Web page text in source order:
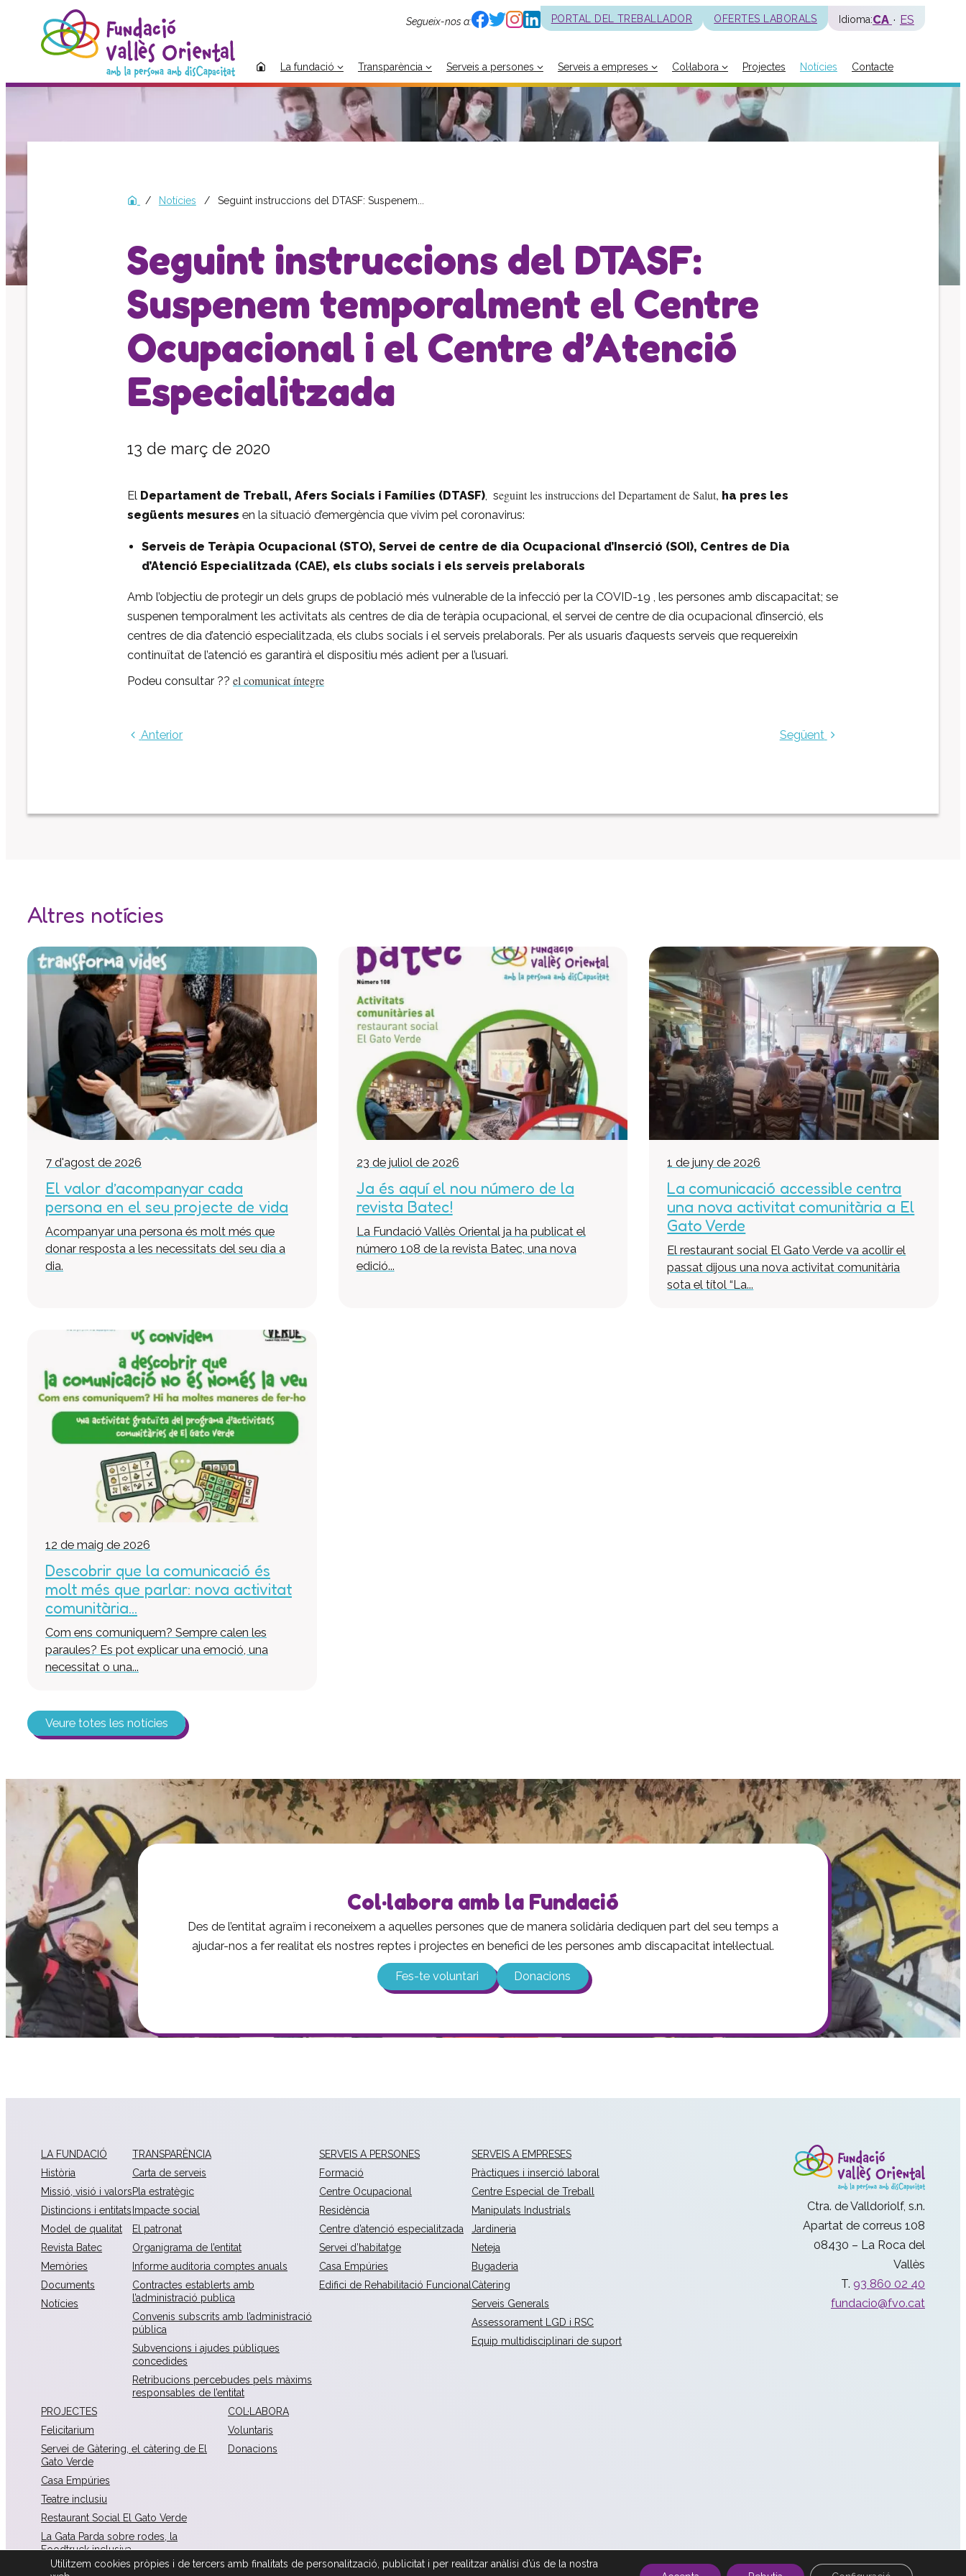
Segueix-nos a: PORTAL DEL TREBALLADOR OFERTES LABORALS Idioma:CA ES
La fundació Transparència Serveis a persones Serveis a empreses Col·labora Projectes Notícies Contacte
La fundació
Història
Missió, visió i valors
Pla estratègic
Associació de Famílies
Serveis a persones
Formació
Casa Empúries
Centre Especial de Treball
Serveis Generals
Pràctiques i inserció laboral
Assessorament LGD i RSC
Equip multidisciplinari de suport
Col·labora
Voluntaris
Donacions
Projectes
Notícies
Contacte
Notícies Seguint instruccions del DTASF: Suspenem...
Seguint instruccions del DTASF:
Suspenem temporalment el Centre
Ocupacional i el Centre d’Atenció
Especialitzada
13 de març de 2020
El Departament de Treball, Afers Socials i Famílies (DTASF), seguint les instruccions del Departament de Salut, ha pres les
següents mesures en la situació d’emergència que vivim pel coronavirus:
Serveis de Teràpia Ocupacional (STO), Servei de centre de dia Ocupacional d’Inserció (SOI), Centres de Dia
d’Atenció Especialitzada (CAE), els clubs socials i els serveis prelaborals
Amb l’objectiu de protegir un dels grups de població més vulnerable de la infecció per la COVID-19 , les persones amb discapacitat; se
suspenen temporalment les activitats als centres de dia de teràpia ocupacional, el servei de centre de dia ocupacional d’inserció, els
centres de dia d’atenció especialitzada, els clubs socials i el serveis prelaborals. Per als usuaris d’aquests serveis que requereixin
continuïtat de l’atenció es garantirà el dispositiu més adient per a l’usuari.
Podeu consultar ?? el comunicat íntegre
Anterior Següent
Altres notícies
7 d'agost de 2026
El valor d’acompanyar cada
persona en el seu projecte de vida
Acompanyar una persona és molt més que
donar resposta a les necessitats del seu dia a
dia.
23 de juliol de 2026
Ja és aquí el nou número de la
revista Batec!
La Fundació Vallès Oriental ja ha publicat el
número 108 de la revista Batec, una nova
edició...
1 de juny de 2026
La comunicació accessible centra
una nova activitat comunitària a El
Gato Verde
El restaurant social El Gato Verde va acollir el
passat dijous una nova activitat comunitària
sota el títol “La...
12 de maig de 2026
Descobrir que la comunicació és
molt més que parlar: nova activitat
comunitària...
Com ens comuniquem? Sempre calen les
paraules? Es pot explicar una emoció, una
necessitat o una...
Veure totes les notícies
Col·labora amb la Fundació
Des de l’entitat agraïm i reconeixem a aquelles persones que de manera solidària dediquen part del seu temps a
ajudar-nos a fer realitat els nostres reptes i projectes en benefici de les persones amb discapacitat intel·lectual.
Fes-te voluntari Donacions
LA FUNDACIÓ
Història
Missió, visió i valors
Distincions i entitats
Model de qualitat
Revista Batec
Memòries
Documents
Notícies
TRANSPARÈNCIA
Carta de serveis
Pla estratègic
Impacte social
El patronat
Organigrama de l’entitat
Informe auditoria comptes anuals
Contractes establerts amb
l’administració publica
Convenis subscrits amb l’administració
pública
Subvencions i ajudes públiques
concedides
Retribucions percebudes pels màxims
responsables de l’entitat
SERVEIS A PERSONES
Formació
Centre Ocupacional
Residència
Centre d’atenció especialitzada
Servei d’habitatge
Casa Empúries
Edifici de Rehabilitació Funcional
SERVEIS A EMPRESES
Pràctiques i inserció laboral
Centre Especial de Treball
Manipulats Industrials
Jardineria
Neteja
Bugaderia
Càtering
Serveis Generals
Assessorament LGD i RSC
Equip multidisciplinari de suport
PROJECTES
Felicitarium
Servei de Gàtering, el càtering de El
Gato Verde
Casa Empúries
Teatre inclusiu
Restaurant Social El Gato Verde
La Gata Parda sobre rodes, la
Foodtruck inclusiva
La Mona Lisa
COL·LABORA
Voluntaris
Donacions
Ctra. de Valldoriolf, s.n.
Apartat de correus 108
08430 – La Roca del
Vallès
T. 93 860 02 40
fundacio@fvo.cat
Utilitzem cookies pròpies i de tercers amb finalitats de personalització, publicitat i per realitzar anàlisi d’ús de la nostra